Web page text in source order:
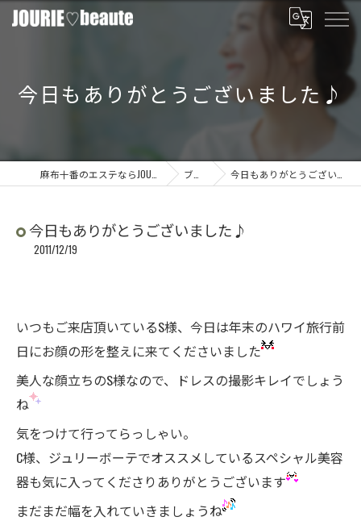
今日もありがとうございました♪
ブログ 今日もありがとうございました♪
今日もありがとうございました♪
2011/12/19
いつもご来店頂いているS様、今日は年末のハワイ旅行前
日にお顔の形を整えに来てくださいました
美人な顔立ちのS様なので、ドレスの撮影キレイでしょう
ね
気をつけて行ってらっしゃい。
C様、ジュリーボーテでオススメしているスペシャル美容
器も気に入ってくださりありがとうございます
まだまだ幅を入れていきましょうね